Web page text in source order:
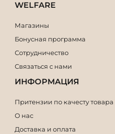
WELFARE
Магазины
Бонусная программа
Сотрудничество
Связаться с нами
ИНФОРМАЦИЯ
Притензии по качесту товара
О нас
Доставка и оплата